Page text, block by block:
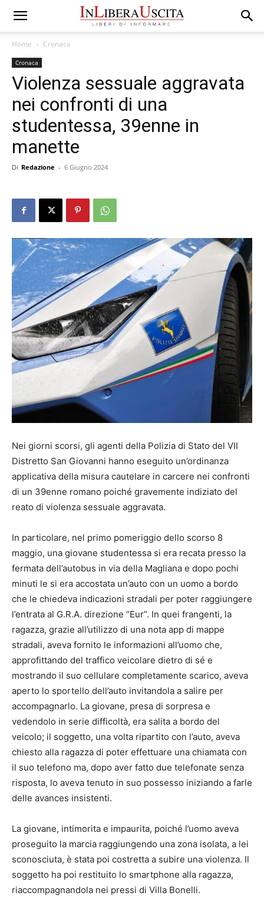
Home Cronaca
Cronaca
Violenza sessuale aggravata
nei confronti di una
studentessa, 39enne in
manette
Di Redazione - 6 Giugno 2024
Nei giorni scorsi, gli agenti della Polizia di Stato del VII
Distretto San Giovanni hanno eseguito un’ordinanza
applicativa della misura cautelare in carcere nei confronti
di un 39enne romano poiché gravemente indiziato del
reato di violenza sessuale aggravata.
In particolare, nel primo pomeriggio dello scorso 8
maggio, una giovane studentessa si era recata presso la
fermata dell’autobus in via della Magliana e dopo pochi
minuti le si era accostata un’auto con un uomo a bordo
che le chiedeva indicazioni stradali per poter raggiungere
l’entrata al G.R.A. direzione “Eur”. In quei frangenti, la
ragazza, grazie all’utilizzo di una nota app di mappe
stradali, aveva fornito le informazioni all’uomo che,
approfittando del traffico veicolare dietro di sé e
mostrando il suo cellulare completamente scarico, aveva
aperto lo sportello dell’auto invitandola a salire per
accompagnarlo. La giovane, presa di sorpresa e
vedendolo in serie difficoltà, era salita a bordo del
veicolo; il soggetto, una volta ripartito con l’auto, aveva
chiesto alla ragazza di poter effettuare una chiamata con
il suo telefono ma, dopo aver fatto due telefonate senza
risposta, lo aveva tenuto in suo possesso iniziando a farle
delle avances insistenti.
La giovane, intimorita e impaurita, poiché l’uomo aveva
proseguito la marcia raggiungendo una zona isolata, a lei
sconosciuta, è stata poi costretta a subire una violenza. Il
soggetto ha poi restituito lo smartphone alla ragazza,
riaccompagnandola nei pressi di Villa Bonelli.